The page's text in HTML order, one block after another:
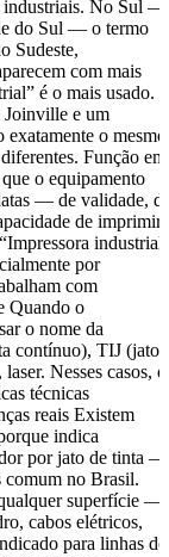
industriais. No Sul —
do Sul — o termo
Sudeste,
com mais
é o mais usado.
Joinville e um
o mesmo
Função em
o equipamento
— de validade,
de imprimir
por
com
Quando o
o nome da
contínuo), TIJ (jato
Nesses casos, o
técnicas
reais Existem
indica
por jato de tinta —
comum no Brasil.
superfície —
cabos elétricos,
para linhas de